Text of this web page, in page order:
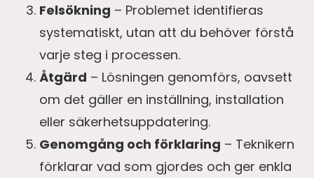
Felsökning – Problemet identifieras
systematiskt, utan att du behöver förstå
varje steg i processen.
Åtgärd – Lösningen genomförs, oavsett
om det gäller en inställning, installation
eller säkerhetsuppdatering.
Genomgång och förklaring – Teknikern
förklarar vad som gjordes och ger enkla